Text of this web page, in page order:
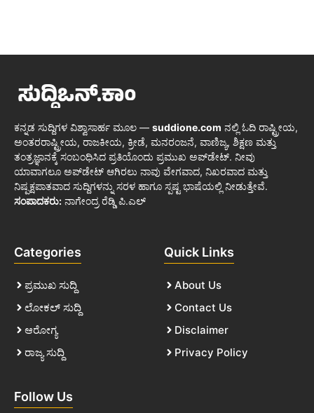
ಕನ್ನಡ ಸುದ್ದಿಗಳ ವಿಶ್ವಾಸಾರ್ಹ ಮೂಲ — suddione.com ನಲ್ಲಿ ಓದಿ ರಾಷ್ಟ್ರೀಯ,
ಅಂತರರಾಷ್ಟ್ರೀಯ, ರಾಜಕೀಯ, ಕ್ರೀಡೆ, ಮನರಂಜನೆ, ವಾಣಿಜ್ಯ, ಶಿಕ್ಷಣ ಮತ್ತು
ತಂತ್ರಜ್ಞಾನಕ್ಕೆ ಸಂಬಂಧಿಸಿದ ಪ್ರತಿಯೊಂದು ಪ್ರಮುಖ ಅಪ್‌ಡೇಟ್. ನೀವು
ಯಾವಾಗಲೂ ಅಪ್‌ಡೇಟ್ ಆಗಿರಲು ನಾವು ವೇಗವಾದ, ನಿಖರವಾದ ಮತ್ತು
ನಿಷ್ಪಕ್ಷಪಾತವಾದ ಸುದ್ದಿಗಳನ್ನು ಸರಳ ಹಾಗೂ ಸ್ಪಷ್ಟ ಭಾಷೆಯಲ್ಲಿ ನೀಡುತ್ತೇವೆ.
ಸಂಪಾದಕರು: ನಾಗೇಂದ್ರ ರೆಡ್ಡಿ ಪಿ.ಎಲ್
Categories
ಪ್ರಮುಖ ಸುದ್ದಿ
ಲೋಕಲ್ ಸುದ್ದಿ
ಆರೋಗ್ಯ
ರಾಜ್ಯ ಸುದ್ದಿ
Quick Links
About Us
Contact Us
Disclaimer
Privacy Policy
Follow Us